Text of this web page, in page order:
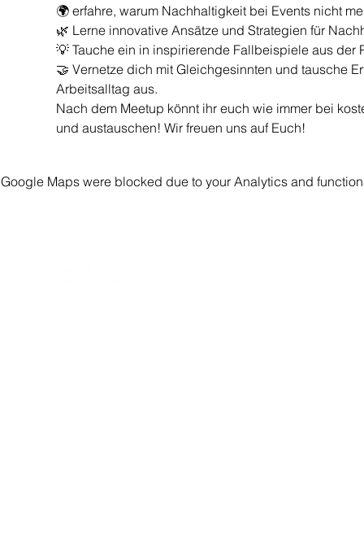
🌍 erfahre, warum Nachhaltigkeit bei Events nicht
🌿 Lerne innovative Ansätze und Strategien für
💡 Tauche ein in inspirierende Fallbeispiele aus der
🤝 Vernetze dich mit Gleichgesinnten und tausche
Arbeitsalltag aus.
Nach dem Meetup könnt ihr euch wie immer bei
und austauschen! Wir freuen uns auf Euch!
Google Maps were blocked due to your Analytics and